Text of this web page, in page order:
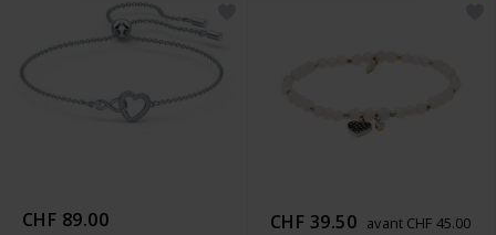
CHF 89.00 CHF 39.50 avant CHF 45.00